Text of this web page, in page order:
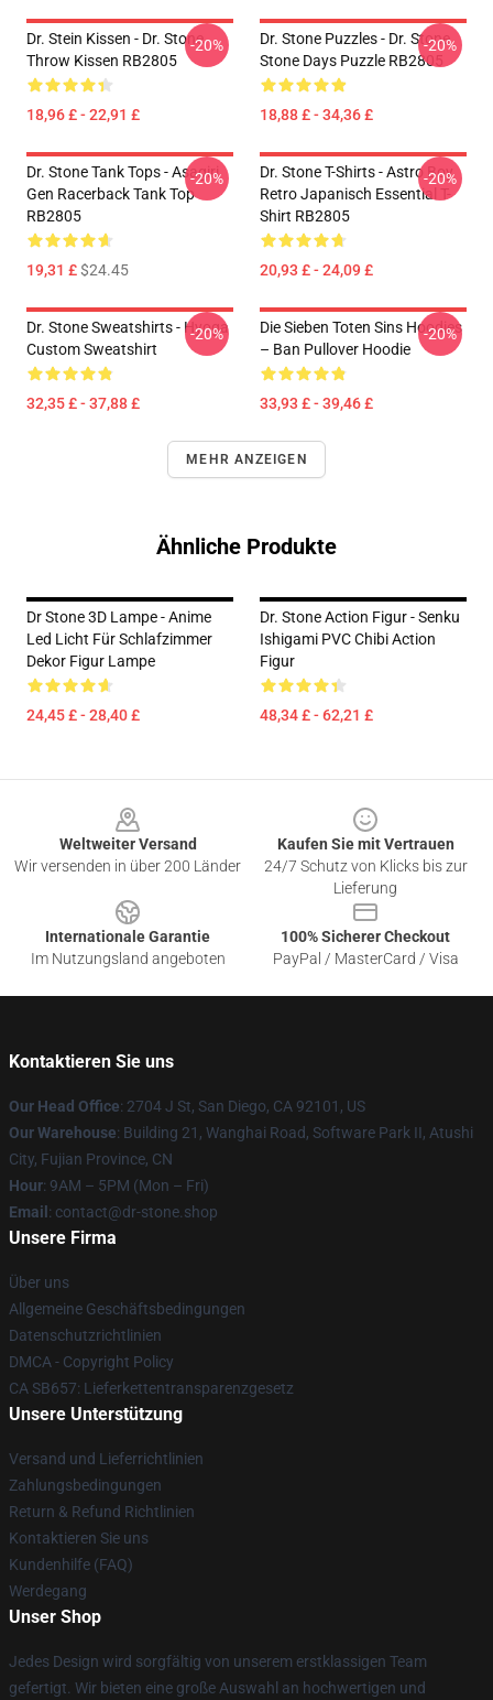
Dr. Stein Kissen - Dr. Stone
Throw Kissen RB2805
18,96 £ - 22,91 £
-20%
Dr. Stone Puzzles - Dr. Stone
Stone Days Puzzle RB2805
18,88 £ - 34,36 £
-20%
Dr. Stone Tank Tops - Asagiri
Gen Racerback Tank Top
RB2805
19,31 £$24.45
-20%
Dr. Stone T-Shirts - Astro Boy
Retro Japanisch Essential T-
Shirt RB2805
20,93 £ - 24,09 £
-20%
Dr. Stone Sweatshirts - Hyoga
Custom Sweatshirt
32,35 £ - 37,88 £
-20%
Die Sieben Toten Sins Hoodies
– Ban Pullover Hoodie
33,93 £ - 39,46 £
-20%
MEHR ANZEIGEN
Ähnliche Produkte
Dr Stone 3D Lampe - Anime
Led Licht Für Schlafzimmer
Dekor Figur Lampe
24,45 £ - 28,40 £
Dr. Stone Action Figur - Senku
Ishigami PVC Chibi Action
Figur
48,34 £ - 62,21 £
Weltweiter Versand
Wir versenden in über 200 Länder
Kaufen Sie mit Vertrauen
24/7 Schutz von Klicks bis zur
Lieferung
Internationale Garantie
Im Nutzungsland angeboten
100% Sicherer Checkout
PayPal / MasterCard / Visa
Kontaktieren Sie uns
Our Head Office: 2704 J St, San Diego, CA 92101, US
Our Warehouse: Building 21, Wanghai Road, Software Park II, Atushi
City, Fujian Province, CN
Hour: 9AM – 5PM (Mon – Fri)
Email : contact@dr-stone.shop
Unsere Firma
Über uns
Allgemeine Geschäftsbedingungen
Datenschutzrichtlinien
DMCA - Copyright Policy
CA SB657: Lieferkettentransparenzgesetz
Unsere Unterstützung
Versand und Lieferrichtlinien
Zahlungsbedingungen
Return & Refund Richtlinien
Kontaktieren Sie uns
Kundenhilfe (FAQ)
Werdegang
Unser Shop
Jedes Design wird sorgfältig von unserem erstklassigen Team
gefertigt. Wir bieten eine große Auswahl an hochwertigen und